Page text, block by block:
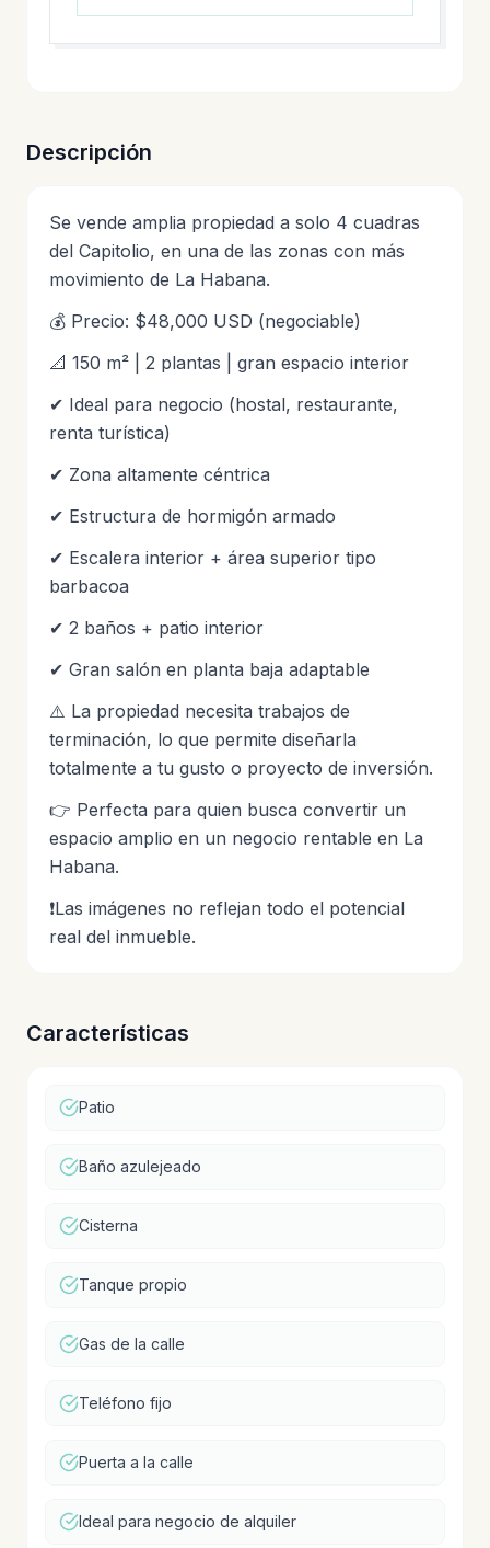
Descripción
Se vende amplia propiedad a solo 4 cuadras
del Capitolio, en una de las zonas con más
movimiento de La Habana.
💰 Precio: $48,000 USD (negociable)
📐 150 m² | 2 plantas | gran espacio interior
✔ Ideal para negocio (hostal, restaurante,
renta turística)
✔ Zona altamente céntrica
✔ Estructura de hormigón armado
✔ Escalera interior + área superior tipo
barbacoa
✔ 2 baños + patio interior
✔ Gran salón en planta baja adaptable
⚠️ La propiedad necesita trabajos de
terminación, lo que permite diseñarla
totalmente a tu gusto o proyecto de inversión.
👉 Perfecta para quien busca convertir un
espacio amplio en un negocio rentable en La
Habana.
❗Las imágenes no reflejan todo el potencial
real del inmueble.
Características
Patio
Baño azulejeado
Cisterna
Tanque propio
Gas de la calle
Teléfono fijo
Puerta a la calle
Ideal para negocio de alquiler